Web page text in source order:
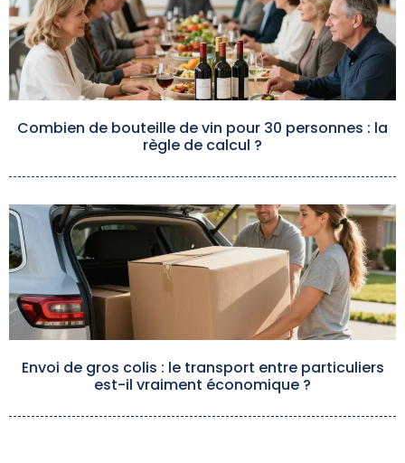
Combien de bouteille de vin pour 30 personnes : la
règle de calcul ?
Envoi de gros colis : le transport entre particuliers
est-il vraiment économique ?